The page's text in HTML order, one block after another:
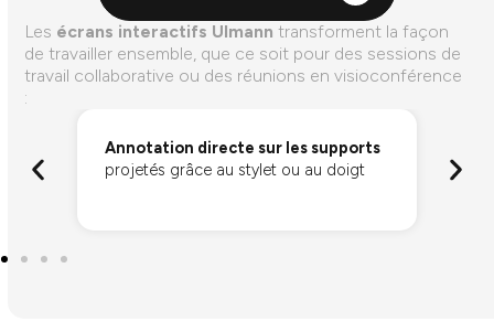
Les écrans interactifs Ulmann transforment la façon
de travailler ensemble, que ce soit pour des sessions de
travail collaborative ou des réunions en visioconférence
:
Annotation directe sur les supports
projetés grâce au stylet ou au doigt